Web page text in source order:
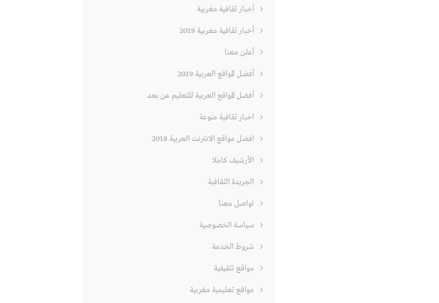
أخبار ثقافية مغربية
أخبار ثقافية مغربية 2019
أعلن معنا
أفضل المواقع العربية 2019
أفضل المواقع العربية للتعليم عن بعد
اخبار ثقافية منوعة
افضل مواقع الانترنت العربية 2018
الأرشيف كاملا
الجريدة الثقافية
تواصل معنا
سياسة الخصوصية
شروط الخدمة
مواقع تثقيفية
مواقع تعليمية مغربية